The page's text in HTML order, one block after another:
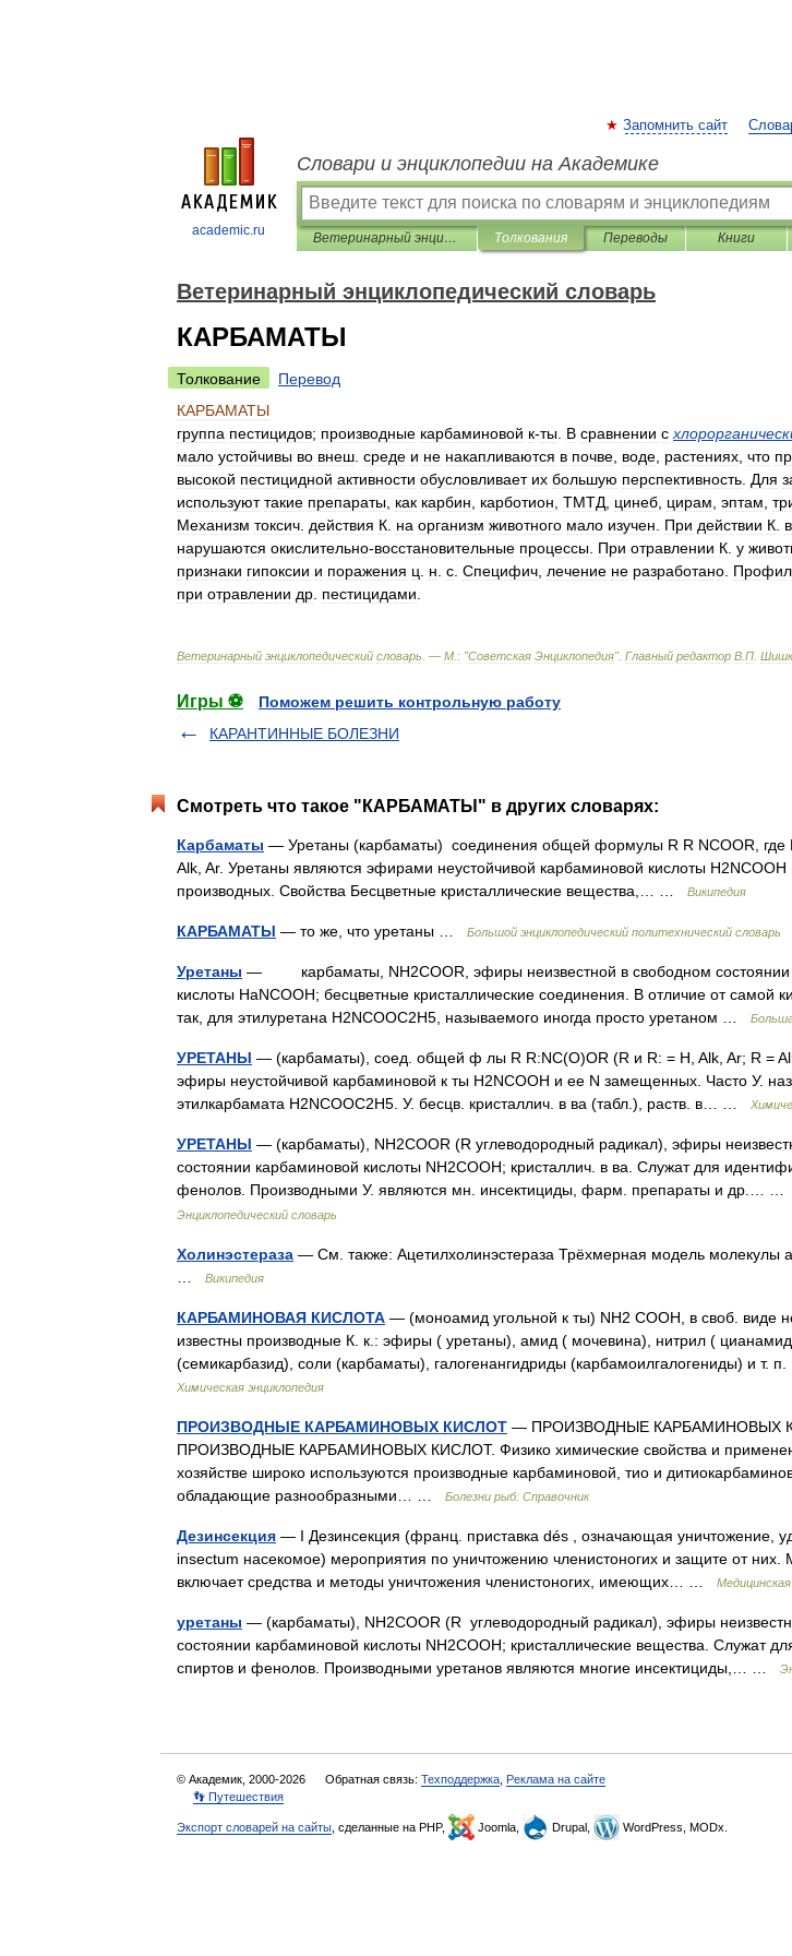
academic.ru
Запомнить сайт
Словари и энциклопедии на Академике
Ветеринарный энциклопедический словарь Толкования Переводы Книги
Ветеринарный энциклопедический словарь
КАРБАМАТЫ
Толкование
Перевод
КАРБАМАТЫ
группа пестицидов; производные карбаминовой к-ты В сравнении с
мало устойчивы во внеш среде и не накапливаются в почве воде растениях что
высокой пестицидной активности обусловливает их большую перспективность Для
используют такие препараты как карбин карботион ТМТД цинеб цирам эптам
Механизм токсич действия К на организм животного мало изучен При действии К в
нарушаются окислительно-восстановительные процессы При отравлении К у
признаки гипоксии и поражения ц н с Специфич лечение не разработано
при отравлении др пестицидами
Ветеринарный энциклопедический словарь . — М : "Советская Энциклопедия". Главный редактор В П
Игры ⚽
Поможем решить контрольную работу
КАРАНТИННЫЕ БОЛЕЗНИ
Смотреть что такое "КАРБАМАТЫ" в других словарях:
Карбаматы — Уретаны (карбаматы) соединения общей формулы R R NCOOR, где
Alk, Ar. Уретаны являются эфирами неустойчивой карбаминовой кислоты
производных. Свойства Бесцветные кристаллические вещества,… …
Википедия
КАРБАМАТЫ — то же, что уретаны … Большой энциклопедический политехнический словарь
Уретаны — карбаматы, NH2COOR, эфиры неизвестной в свободном состоянии
кислоты HaNCOOH; бесцветные кристаллические соединения. В отличие от самой
так, для этилуретана H2NCOOC2H5, называемого иногда просто уретаном …
УРЕТАНЫ — (карбаматы), соед. общей ф лы R R:NC(O)OR (R и R: = H, Alk, Ar; R =
эфиры неустойчивой карбаминовой к ты H2NCOOH и ее N замещенных. Часто У.
этилкарбамата H2NCOOC2H5. У. бесцв. кристаллич. в ва (табл.), раств. в… …
УРЕТАНЫ — (карбаматы), NH2COOR (R углеводородный радикал), эфиры
состоянии карбаминовой кислоты NH2COOH; кристаллич. в ва. Служат для
фенолов. Производными У. являются мн. инсектициды, фарм. препараты и др.… …
Энциклопедический словарь
Холинэстераза — См. также: Ацетилхолинэстераза Трёхмерная модель молекулы
Википедия
КАРБАМИНОВАЯ КИСЛОТА — (моноамид угольной к ты) NH2 COOH, в своб. виде
известны производные К. к.: эфиры ( уретаны), амид ( мочевина), нитрил (
(семикарбазид), соли (карбаматы), галогенангидриды (карбамоилгалогениды) и т.
Химическая энциклопедия
ПРОИЗВОДНЫЕ КАРБАМИНОВЫХ КИСЛОТ — ПРОИЗВОДНЫЕ КАРБАМИНОВЫХ
ПРОИЗВОДНЫЕ КАРБАМИНОВЫХ КИСЛОТ. Физико химические свойства и
хозяйстве широко используются производные карбаминовой, тио и
обладающие разнообразными… …
Болезни рыб: Справочник
Дезинсекция — I Дезинсекция (франц. приставка dés , означающая уничтожение,
insectum насекомое) мероприятия по уничтожению членистоногих и защите от них.
включает средства и методы уничтожения членистоногих, имеющих… …
уретаны — (карбаматы), NH2COOR (R углеводородный радикал), эфиры
состоянии карбаминовой кислоты NH2COOH; кристаллические вещества. Служат
спиртов и фенолов. Производными уретанов являются многие инсектициды,… …
© Академик, 2000-2026 Обратная связь: Техподдержка Реклама на сайте
👣 Путешествия
Экспорт словарей на сайты , сделанные на PHP, Joomla, Drupal, WordPress, MODx.